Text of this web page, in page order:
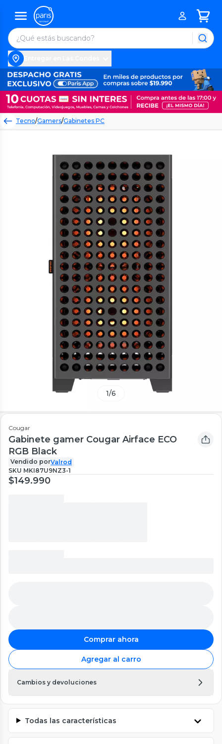
Tecno/Gamers/Gabinetes PC
1/6
Cougar
Gabinete gamer Cougar Airface ECO
RGB Black
Vendido porValrod
SKU MKI87U9NZ3-1
$149.990
Comprar ahora
Agregar al carro
Cambios y devoluciones
Todas las características